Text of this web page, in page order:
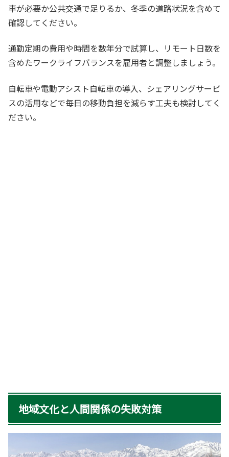
車が必要か公共交通で足りるか、冬季の道路状況を含めて
確認してください。
通勤定期の費用や時間を数年分で試算し、リモート日数を
含めたワークライフバランスを雇用者と調整しましょう。
自転車や電動アシスト自転車の導入、シェアリングサービ
スの活用などで毎日の移動負担を減らす工夫も検討してく
ださい。
地域文化と人間関係の失敗対策